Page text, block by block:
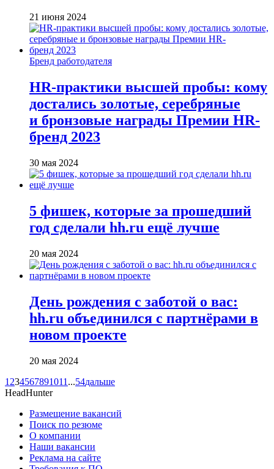
21 июня 2024
Бренд работодателя
HR-практики высшей пробы: кому
достались золотые, серебряные
и бронзовые награды Премии HR-
бренд 2023
30 мая 2024
5 фишек, которые за прошедший
год сделали hh.ru ещё лучше
20 мая 2024
День рождения с заботой о вас:
hh.ru объединился с партнёрами в
новом проекте
20 мая 2024
1 234567891011 ...54дальше
HeadHunter
Размещение вакансий
Поиск по резюме
О компании
Наши вакансии
Реклама на сайте